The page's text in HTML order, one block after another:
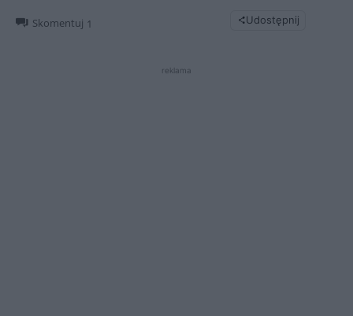
Skomentuj 1 Udostępnij
reklama